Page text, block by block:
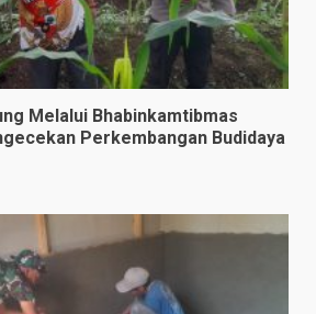
Melalui Bhabinkamtibmas
Perkembangan Budidaya